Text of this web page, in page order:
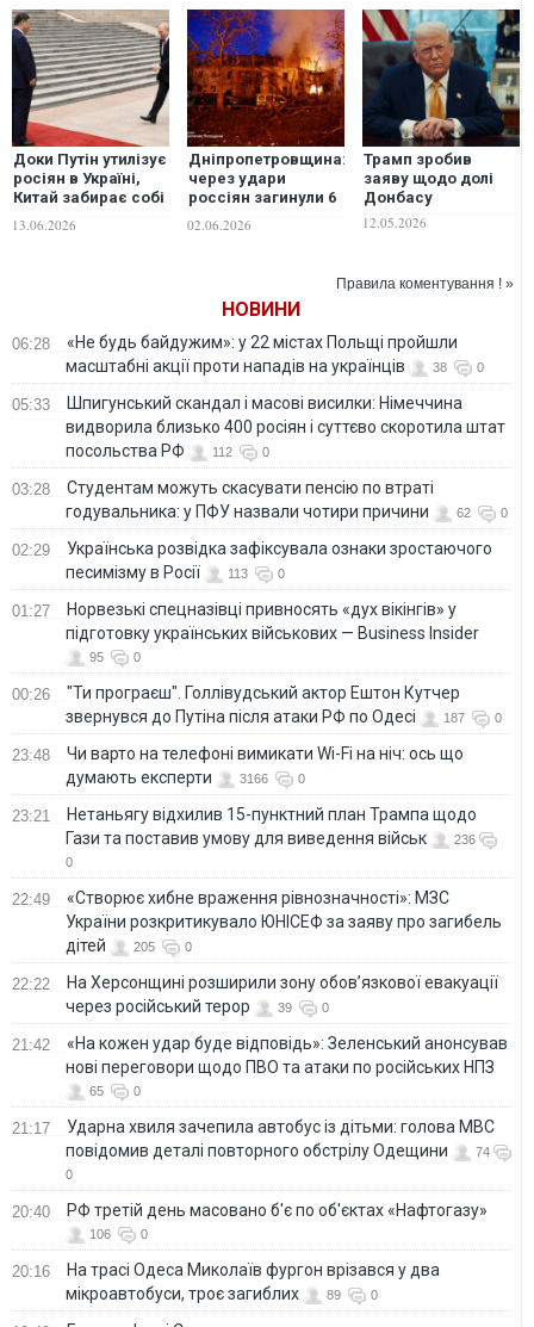
Доки Путін утилізує
росіян в Україні,
Китай забирає собі
бою, - The Hill
13.06.2026
Дніпропетровщина:
через удари
россіян загинули 6
рятувальник, ще 36
02.06.2026
Трамп зробив
заяву щодо долі
Донбасу
12.05.2026
Правила коментування ! »
НОВИНИ
06:28
«Не будь байдужим»: у 22 містах Польщі пройшли
масштабні акції проти нападів на українців
38 0
05:33
Шпигунський скандал і масові висилки: Німеччина
видворила близько 400 росіян і суттєво скоротила штат
посольства РФ
112 0
03:28
Студентам можуть скасувати пенсію по втраті
годувальника: у ПФУ назвали чотири причини
62 0
02:29
Українська розвідка зафіксувала ознаки зростаючого
песимізму в Росії
113 0
01:27
Норвезькі спецназівці привносять «дух вікінгів» у
підготовку українських військових — Business Insider
95 0
00:26
"Ти програєш". Голлівудський актор Ештон Кутчер
звернувся до Путіна після атаки РФ по Одесі
187 0
23:48
Чи варто на телефонi вимикати Wi-Fi на ніч: ось що
думають експерти
3166 0
23:21
Нетаньягу відхилив 15-пунктний план Трампа щодо
Гази та поставив умову для виведення військ
236
0
22:49
«Створює хибне враження рівнозначності»: МЗС
України розкритикувало ЮНІСЕФ за заяву про загибель
дітей
205 0
22:22
На Херсонщині розширили зону обов’язкової евакуації
через російський терор
39 0
21:42
«На кожен удар буде відповідь»: Зеленський анонсував
нові переговори щодо ПВО та атаки по російських НПЗ
65 0
21:17
Ударна хвиля зачепила автобус із дітьми: голова МВС
повідомив деталі повторного обстрілу Одещини
74
0
20:40 РФ третій день масовано б'є по об'єктах «Нафтогазу»
106 0
20:16
На трасі Одеса Миколаїв фургон врізався у два
мікроавтобуси, троє загиблих
89 0